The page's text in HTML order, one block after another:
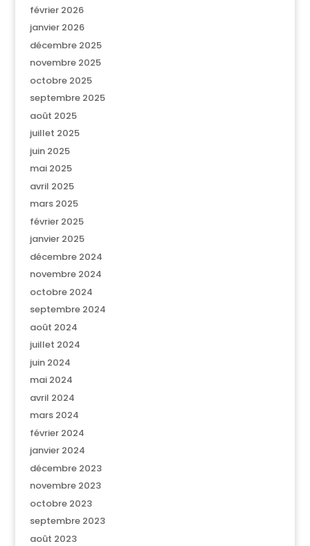
février 2026
janvier 2026
décembre 2025
novembre 2025
octobre 2025
septembre 2025
août 2025
juillet 2025
juin 2025
mai 2025
avril 2025
mars 2025
février 2025
janvier 2025
décembre 2024
novembre 2024
octobre 2024
septembre 2024
août 2024
juillet 2024
juin 2024
mai 2024
avril 2024
mars 2024
février 2024
janvier 2024
décembre 2023
novembre 2023
octobre 2023
septembre 2023
août 2023